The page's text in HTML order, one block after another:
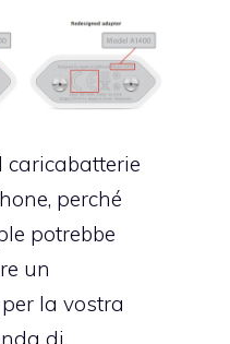
caricabatterie
perché
potrebbe
un
la vostra
di